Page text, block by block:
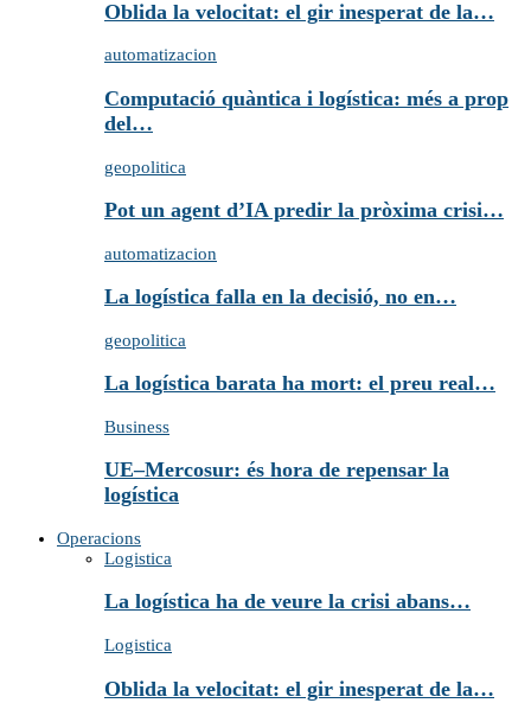
Oblida la velocitat: el gir inesperat de la…
automatizacion
Computació quàntica i logística: més a prop
del…
geopolitica
Pot un agent d’IA predir la pròxima crisi…
automatizacion
La logística falla en la decisió, no en…
geopolitica
La logística barata ha mort: el preu real…
Business
UE–Mercosur: és hora de repensar la
logística
Operacions
Logistica
La logística ha de veure la crisi abans…
Logistica
Oblida la velocitat: el gir inesperat de la…